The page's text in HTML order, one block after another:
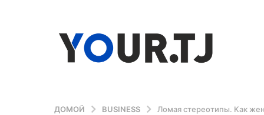
ДОМОЙ BUSINESS Ломая стереотипы. Как